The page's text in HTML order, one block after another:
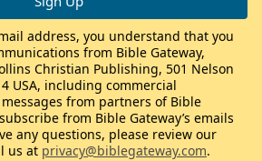
address, you understand that you
from Bible Gateway,
Christian Publishing, 501 Nelson
USA, including commercial
from partners of Bible
from Bible Gateway’s emails
any questions, please review our
us at privacy@biblegateway.com.